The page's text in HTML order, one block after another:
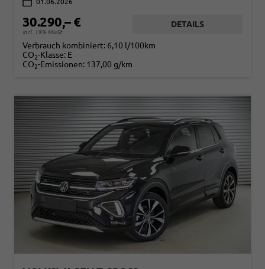
01.06.2026
30.290,– €
incl. 19% MwSt.
DETAILS
Verbrauch kombiniert: 6,10 l/100km
CO2-Klasse: E
CO2-Emissionen: 137,00 g/km